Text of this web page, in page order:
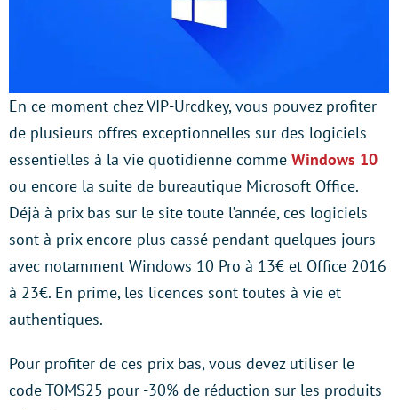
En ce moment chez VIP-Urcdkey, vous pouvez profiter
de plusieurs offres exceptionnelles sur des logiciels
essentielles à la vie quotidienne comme Windows 10
ou encore la suite de bureautique Microsoft Office.
Déjà à prix bas sur le site toute l’année, ces logiciels
sont à prix encore plus cassé pendant quelques jours
avec notamment Windows 10 Pro à 13€ et Office 2016
à 23€. En prime, les licences sont toutes à vie et
authentiques.
Pour profiter de ces prix bas, vous devez utiliser le
code TOMS25 pour -30% de réduction sur les produits